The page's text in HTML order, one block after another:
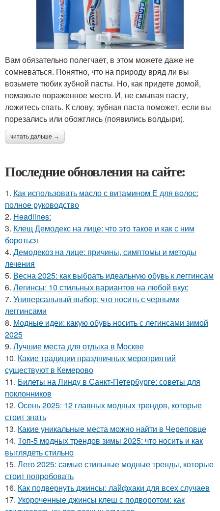
Вам обязательно полегчает, в этом можете даже не
сомневаться. Понятно, что на природу вряд ли вы
возьмете тюбик зубной пасты. Но, как придете домой,
помажьте пораженное место. И, не смывая пасту,
ложитесь спать. К слову, зубная паста поможет, если вы
порезались или обожглись (появились волдыри).
читать дальше →
Последние обновления на сайте:
1. Как использовать масло с витамином Е для волос:
полное руководство
2. Headlines:
3. Клещ Демодекс на лице: что это такое и как с ним
бороться
4. Демодекоз на лице: причины, симптомы и методы
лечения
5. Весна 2025: как выбрать идеальную обувь к леггинсам
6. Легинсы: 10 стильных вариантов на любой вкус
7. Универсальный выбор: что носить с черными
леггинсами
8. Модные идеи: какую обувь носить с легинсами зимой
2025
9. Лучшие места для отдыха в Москве
10. Какие традиции праздничных мероприятий
существуют в Кемерово
11. Билеты на Линду в Санкт-Петербурге: советы для
поклонников
12. Осень 2025: 12 главных модных трендов, которые
стоит знать
13. Какие уникальные места можно найти в Череповце
14. Топ-5 модных трендов зимы 2025: что носить и как
выглядеть стильно
15. Лето 2025: самые стильные модные тренды, которые
стоит попробовать
16. Как подвернуть джинсы: лайфхаки для всех случаев
17. Укороченные джинсы клеш с подворотом: как